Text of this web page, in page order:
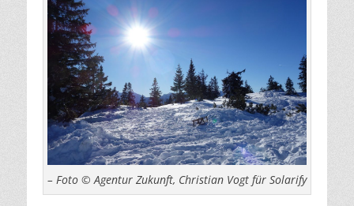
– Foto © Agentur Zukunft, Christian Vogt für Solarify